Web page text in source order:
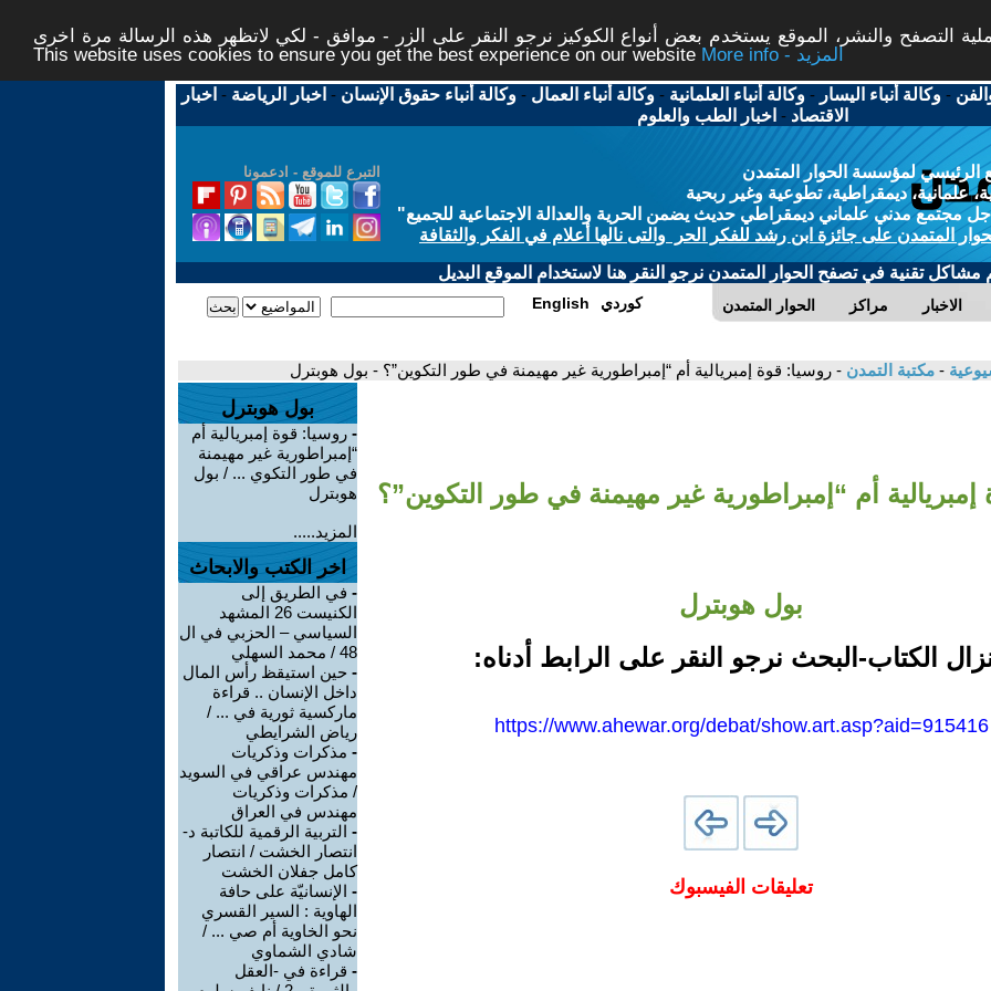
التصفح والنشر، الموقع يستخدم بعض أنواع الكوكيز نرجو النقر على الزر - موافق - لكي لاتظهر هذه الرسالة مرة اخرى -
This website uses cookies to ensure you get the best experience on our website
More info - المزيد
-وكالة أنباء اليسار -وكالة أنباء العلمانية -وكالة أنباء العمال -وكالة أنباء حقوق الإنسان - اخبار الرياضة - اخبار
الاقتصاد - اخبار الطب والعلوم
التبرع للموقع - ادعمونا
الرئيسي لمؤسسة الحوار المتمدن
علمانية، ديمقراطية، تطوعية وغير ربحية
مجتمع مدني علماني ديمقراطي حديث يضمن الحرية والعدالة الاجتماعية للجميع"
المتمدن على جائزة ابن رشد للفكر الحر والتى نالها أعلام في الفكر والثقافة
مشاكل تقنية في تصفح الحوار المتمدن نرجو النقر هنا لاستخدام الموقع البديل
الحوار المتمدن مراكز الاخبار English كوردي
- مكتبة التمدن - روسيا: قوة إمبريالية أم “إمبراطورية غير مهيمنة في طور التكوين”؟ - بول هوبترل
أم “إمبراطورية غير مهيمنة في طور التكوين”؟
بول هوبترل
الكتاب-البحث نرجو النقر على الرابط أدناه:
https://www.ahewar.org/debat/show.art.asp?aid=915416
تعليقات الفيسبوك
بول هوبترل
- روسيا: قوة إمبريالية أم
“إمبراطورية غير مهيمنة
في طور التكوي ... / بول
هوبترل
المزيد.....
اخر الكتب والابحاث
- في الطريق إلى
الكنيست 26 المشهد
السياسي – الحزبي في ال
48 / محمد السهلي
- حين استيقظ رأس المال
داخل الإنسان .. قراءة
ماركسية ثورية في ... /
رياض الشرايطي
- مذكرات وذكريات
مهندس عراقي في السويد
/ مذكرات وذكريات
مهندس في العراق
- التربية الرقمية للكاتبة د-
انتصار الخشت / انتصار
كامل جفلان الخشت
- الإنسانيّة على حافة
الهاوية : السير القسري
نحو الخاوية أم صي ... /
شادي الشماوي
- قراءة في -العقل